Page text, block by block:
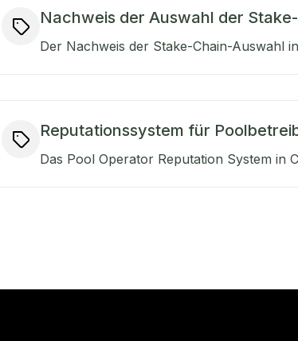
Nachweis der Auswahl der
Der Nachweis der Stake-Chain-Auswahl
Reputationssystem für
Das Pool Operator Reputation System in